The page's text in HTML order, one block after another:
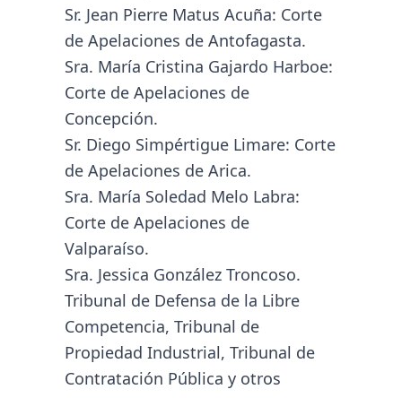
Sr. Jean Pierre Matus Acuña: Corte
de Apelaciones de Antofagasta.
Sra. María Cristina Gajardo Harboe:
Corte de Apelaciones de
Concepción.
Sr. Diego Simpértigue Limare: Corte
de Apelaciones de Arica.
Sra. María Soledad Melo Labra:
Corte de Apelaciones de
Valparaíso.
Sra. Jessica González Troncoso.
Tribunal de Defensa de la Libre
Competencia, Tribunal de
Propiedad Industrial, Tribunal de
Contratación Pública y otros